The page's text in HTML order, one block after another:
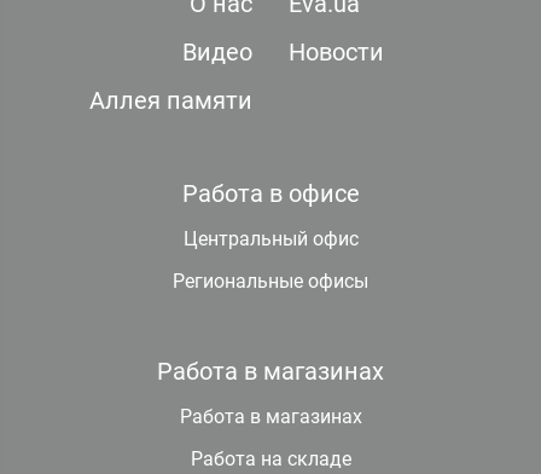
Видео
Новости
Аллея памяти
Работа в офисе
Центральный офис
Региональные офисы
Работа в магазинах
Работа в магазинах
Работа на складе